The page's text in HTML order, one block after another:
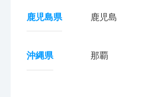
鹿児島県 鹿児島
沖縄県 那覇